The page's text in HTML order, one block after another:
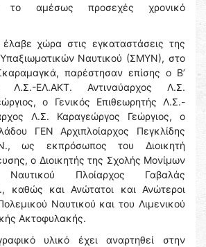
το αμέσως προσεχές χρονικό
χώρα στις εγκαταστάσεις της
Ναυτικού (ΣΜΥΝ), στο
παρέστησαν επίσης ο Β’
Λ.Σ.-ΕΛ.ΑΚΤ. Αντιναύαρχος Λ.Σ.
ο Γενικός Επιθεωρητής Λ.Σ.-
Λ.Σ. Καραγεώργος Γεώργιος, ο
ΓΕΝ Αρχιπλοίαρχος Πεγκλίδης
ως εκπρόσωπος του Διοικητή
ο Διοικητής της Σχολής Μονίμων
Ναυτικού Πλοίαρχος Γαβαλάς
καθώς και Ανώτατοι και Ανώτεροι
Ναυτικού και του Λιμενικού
Ακτοφυλακής.
υλικό έχει αναρτηθεί στην